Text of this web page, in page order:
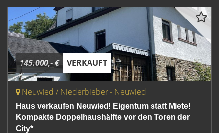
145.000,- € VERKAUFT
Neuwied / Niederbieber - Neuwied
Haus verkaufen Neuwied! Eigentum statt Miete!
Kompakte Doppelhaushälfte vor den Toren der
City*